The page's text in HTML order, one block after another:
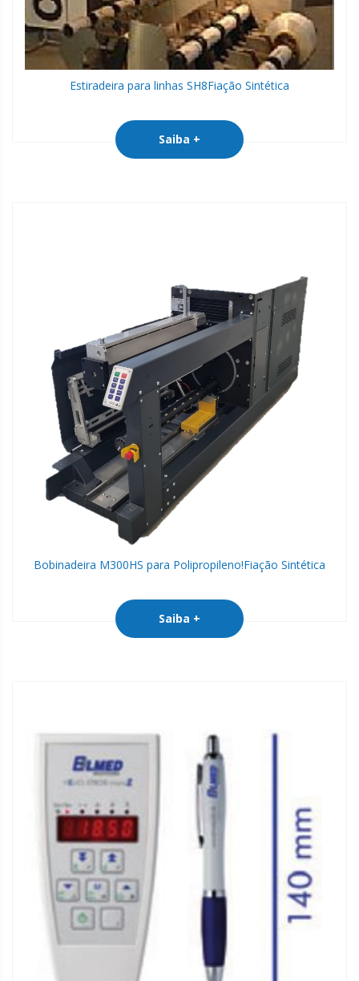
Estiradeira para linhas SH8Fiação Sintética
Saiba +
Bobinadeira M300HS para Polipropileno!Fiação Sintética
Saiba +